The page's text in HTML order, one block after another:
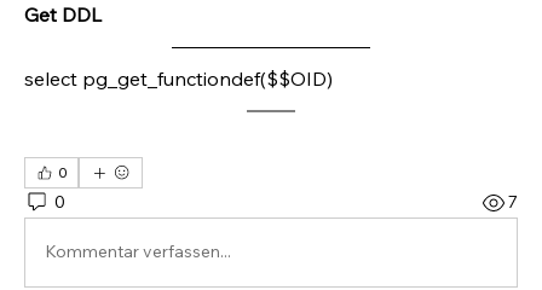
Get DDL
select pg_get_functiondef($$OID)
0
0 7
Kommentar verfassen...